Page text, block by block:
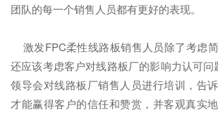
团队的每一个销售人员都有更好的表现。
激发FPC柔性线路板销售人员除了考虑
还应该考虑客户对线路板厂的影响力认可问
领导会对线路板厂销售人员进行培训，告
才能赢得客户的信任和赞赏，并客观真实